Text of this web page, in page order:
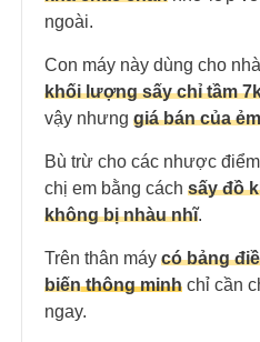
ngoài.
Con máy này dùng cho
khối lượng sấy chỉ tầm
vậy nhưng giá bán của
Bù trừ cho các nhược
chị em bằng cách sấy đồ
không bị nhàu nhĩ.
Trên thân máy có bảng
biếnthông minh chỉ cần
ngay.